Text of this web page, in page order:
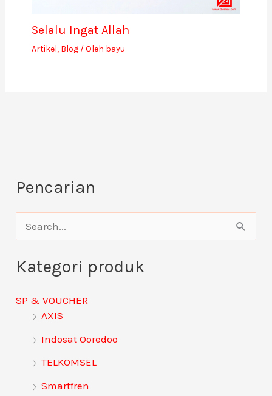
Selalu Ingat Allah
Artikel, Blog/ Oleh bayu
Pencarian
a
r
u
Kategori produk
SP & VOUCHER
AXIS
Indosat Ooredoo
TELKOMSEL
Smartfren